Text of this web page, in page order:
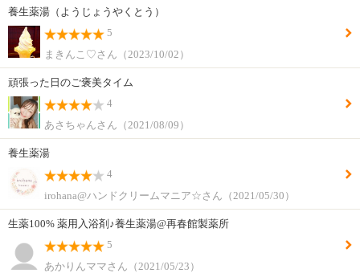
養生薬湯（ようじょうやくとう）
5
まきんこ♡さん（2023/10/02）
頑張った日のご褒美タイム
4
あさちゃんさん（2021/08/09）
養生薬湯
4
irohana@ハンドクリームマニア☆さん（2021/05/30）
生薬100% 薬用入浴剤♪養生薬湯@再春館製薬所
5
あかりんママさん（2021/05/23）